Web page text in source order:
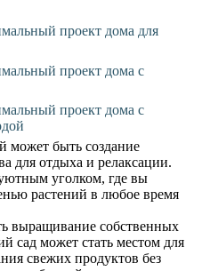
проект дома для
проект дома с
проект дома с
может быть создание
для отдыха и релаксации.
уголком, где вы
растений в любое время
выращивание собственных
сад может стать местом для
свежих продуктов без